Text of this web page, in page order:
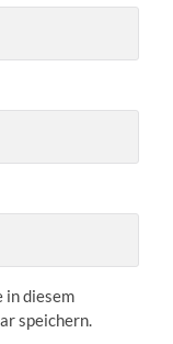
in diesem
speichern.